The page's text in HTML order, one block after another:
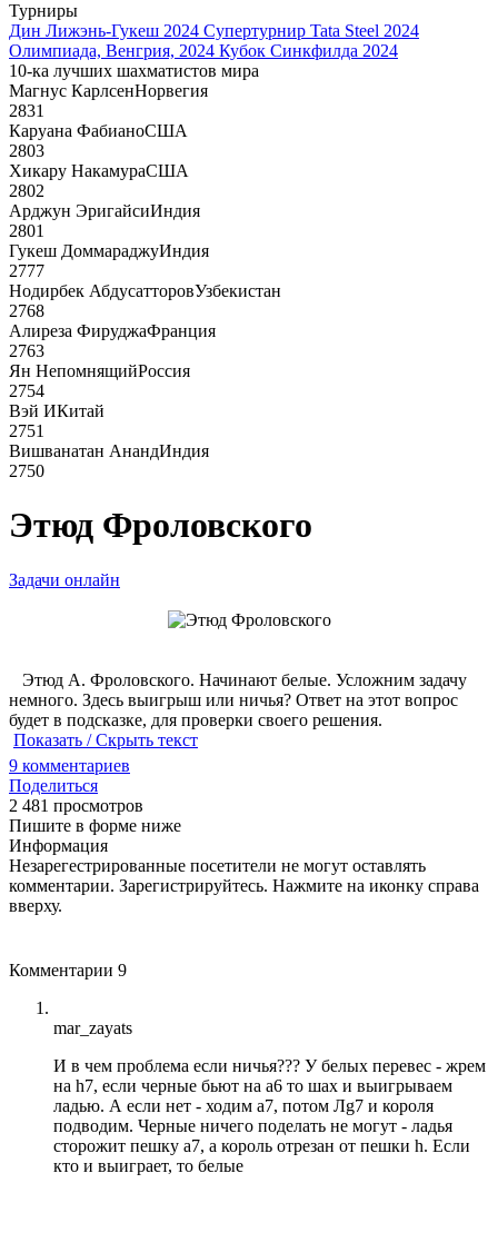
Турниры
Дин Лижэнь-Гукеш 2024 Супертурнир Tata Steel 2024
Олимпиада, Венгрия, 2024 Кубок Синкфилда 2024
10-ка лучших шахматистов мира
Магнус КарлсенНорвегия
2831
Каруана ФабианоСША
2803
Хикару НакамураСША
2802
Арджун ЭригайсиИндия
2801
Гукеш ДоммараджуИндия
2777
Нодирбек АбдусатторовУзбекистан
2768
Алиреза ФируджаФранция
2763
Ян НепомнящийРоссия
2754
Вэй ИКитай
2751
Вишванатан АнандИндия
2750
Этюд Фроловского
Задачи онлайн
Этюд А. Фроловского. Начинают белые. Усложним задачу
немного. Здесь выигрыш или ничья? Ответ на этот вопрос
будет в подсказке, для проверки своего решения.
Показать / Скрыть текст
9 комментариев
Поделиться
2 481 просмотров
Пишите в форме ниже
Информация
Незарегестрированные посетители не могут оставлять
комментарии. Зарегистрируйтесь. Нажмите на иконку справа
вверху.
Комментарии 9
mar_zayats
И в чем проблема если ничья??? У белых перевес - жрем
на h7, если черные бьют на а6 то шах и выигрываем
ладью. А если нет - ходим а7, потом Лg7 и короля
подводим. Черные ничего поделать не могут - ладья
сторожит пешку а7, а король отрезан от пешки h. Если
кто и выиграет, то белые